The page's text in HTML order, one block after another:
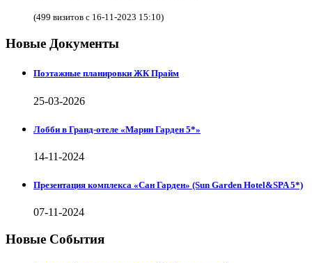
(499 визитов с 16-11-2023 15:10)
Новые Документы
Поэтажные планировки ЖК Прайм
25-03-2026
Лобби в Гранд-отеле «Марин Гарден 5*»
14-11-2024
Презентация комплекса «Сан Гарден» (Sun Garden Hotel&SPA 5*)
07-11-2024
Новые События